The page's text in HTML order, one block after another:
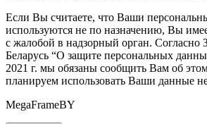
Если Вы считаете, что Ваши
используются не по назначению, Вы
с жалобой в надзорный орган. Согласно
Беларусь “О защите персональных
2021 г. мы обязаны сообщить Вам об
планируем использовать Ваши данные
MegaFrameBY